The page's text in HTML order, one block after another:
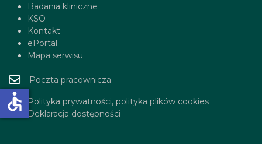
Badania kliniczne
KSO
Kontakt
ePortal
Mapa serwisu
Poczta pracownicza
Polityka prywatności, polityka plików cookies
Deklaracja dostępności
accessible